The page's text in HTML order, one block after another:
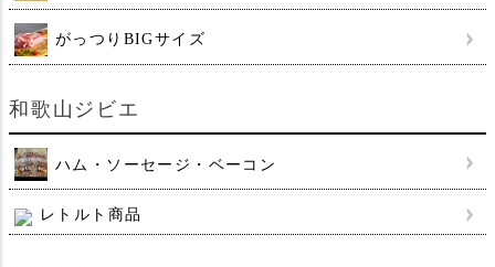
がっつりBIGサイズ
和歌山ジビエ
ハム・ソーセージ・ベーコン
レトルト商品